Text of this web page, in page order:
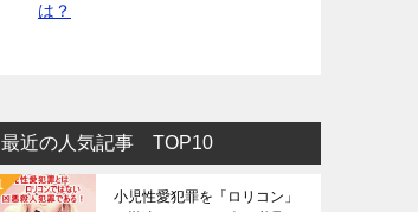
は？
最近の人気記事 TOP10
小児性愛犯罪を「ロリコン」